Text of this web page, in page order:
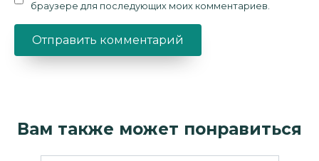
браузере для последующих моих комментариев.
Вам также может понравиться